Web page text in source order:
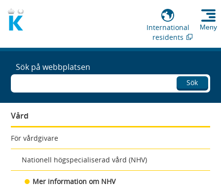
International
residents
Meny
Sök på webbplatsen
Sök
Vård
För vårdgivare
Nationell högspecialiserad vård (NHV)
Mer information om NHV